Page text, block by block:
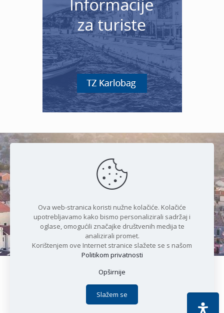
Čudesan spoj kristalnog mora i
prirode
Copyright © 2021 Općina Karlobag | Sva prava pridržana |
Politika privatnosti
Apoc IT
Ova web-stranica koristi nužne kolačiće. Kolačiće
upotrebljavamo kako bismo personalizirali sadržaj i
oglase, omogućili značajke društvenih medija te
analizirali promet.
Korištenjem ove Internet stranice slažete se s našom
Politikom privatnosti
Opširnije
Slažem se